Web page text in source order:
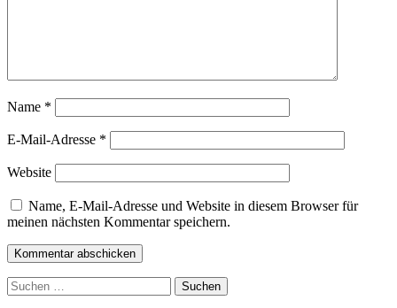
Name *
E-Mail-Adresse *
Website
Name, E-Mail-Adresse und Website in diesem Browser für
meinen nächsten Kommentar speichern.
Suchen
nach: